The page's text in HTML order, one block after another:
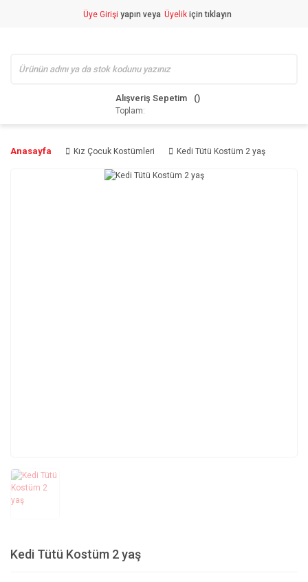
Üye Girişi yapın veya Üyelik için tıklayın
Alışveriş Sepetim
Toplam:
Anasayfa Kız Çocuk Kostümleri Kedi Tütü Kostüm 2 yaş
Kedi Tütü Kostüm 2 yaş